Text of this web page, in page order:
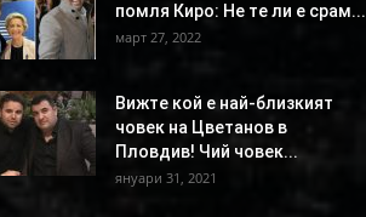
помля Киро: Не те ли е срам...
март 27, 2022
Вижте кой е най-близкият
човек на Цветанов в
Пловдив! Чий човек...
януари 31, 2021